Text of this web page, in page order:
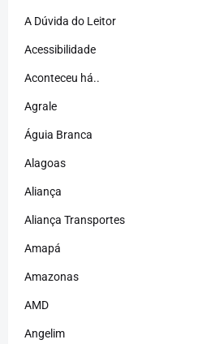
A Dúvida do Leitor
Acessibilidade
Aconteceu há..
Agrale
Águia Branca
Alagoas
Aliança
Aliança Transportes
Amapá
Amazonas
AMD
Angelim